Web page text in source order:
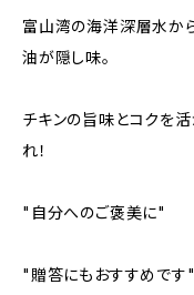
富山湾の海洋深層水か
油が隠し味。
チキンの旨味とコクを
れ！
"自分へのご褒美に"
"贈答にもおすすめです"